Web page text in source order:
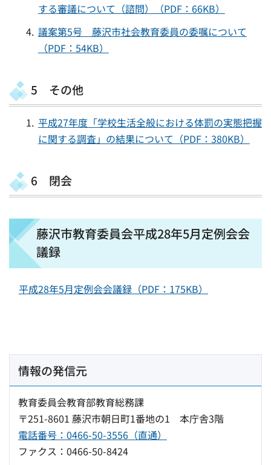
する審議について（諮問）（PDF：66KB）
議案第5号 藤沢市社会教育委員の委嘱について
（PDF：54KB）
5 その他
平成27年度「学校生活全般における体罰の実態把握
に関する調査」の結果について（PDF：380KB）
6 閉会
藤沢市教育委員会平成28年5月定例会会
議録
平成28年5月定例会会議録（PDF：175KB）
情報の発信元
教育委員会教育部教育総務課
〒251-8601 藤沢市朝日町1番地の1 本庁舎3階
電話番号：0466-50-3556（直通）
ファクス：0466-50-8424